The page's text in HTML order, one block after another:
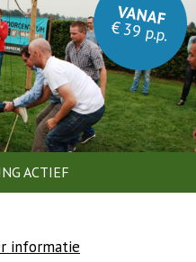
VANAF
€ 39 p.p.
ACTIEF
informatie